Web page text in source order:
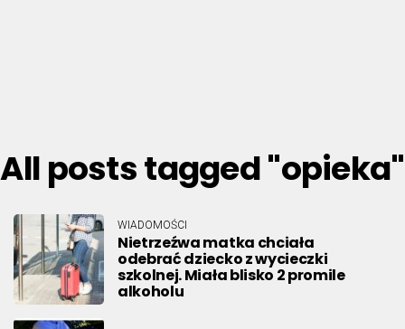
All posts tagged "opieka"
WIADOMOŚCI
Nietrzeźwa matka chciała
odebrać dziecko z wycieczki
szkolnej. Miała blisko 2 promile
alkoholu